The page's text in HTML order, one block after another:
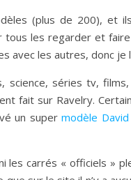
(plus de 200), et
tous les regarder et
avec les autres, donc je
séries tv,
fait sur Ravelry.
un supermodèle
les carrés « officiels »